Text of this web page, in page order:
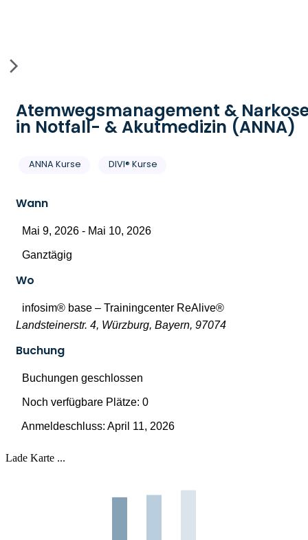
Atemwegsmanagement &
in Notfall- & Akutmedizin (ANNA)
ANNA Kurse DIVI® Kurse
Wann
Mai 9, 2026 - Mai 10, 2026
Ganztägig
Wo
infosim® base – Trainingcenter ReAlive®
Landsteinerstr. 4, Würzburg, Bayern, 97074
Buchung
Buchungen geschlossen
Noch verfügbare Plätze: 0
Anmeldeschluss: April 11, 2026
Lade Karte ...